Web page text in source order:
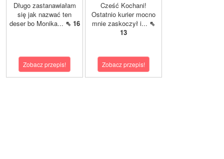
Długo zastanawiałam
się jak nazwać ten
deser bo Monika... ⇖ 16
Zobacz przepis!
Cześć Kochani!
Ostatnio kurier mocno
mnie zaskoczył i... ⇖
13
Zobacz przepis!